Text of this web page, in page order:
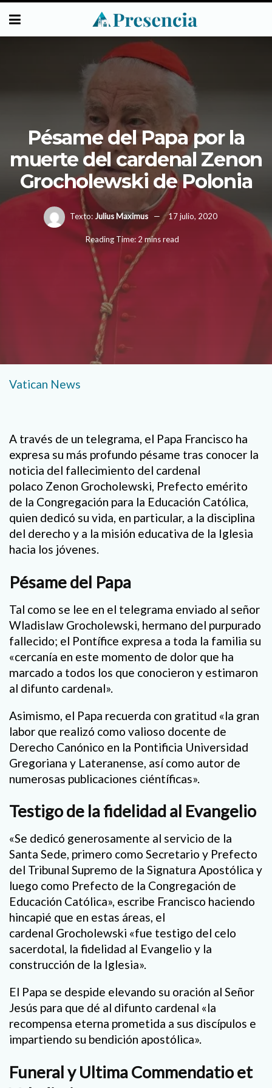
Pésame del Papa por la
muerte del cardenal Zenon
Grocholewski de Polonia
Texto: Julius Maximus 17 julio, 2020
Reading Time: 2 mins read
Vatican News
A través de un telegrama, el Papa Francisco ha
expresa su más profundo pésame tras conocer la
noticia del fallecimiento del cardenal
polaco Zenon Grocholewski, Prefecto emérito
de la Congregación para la Educación Católica,
quien dedicó su vida, en particular, a la disciplina
del derecho y a la misión educativa de la Iglesia
hacia los jóvenes.
Pésame del Papa
Tal como se lee en el telegrama enviado al señor
Wladislaw Grocholewski, hermano del purpurado
fallecido; el Pontífice expresa a toda la familia su
«cercanía en este momento de dolor que ha
marcado a todos los que conocieron y estimaron
al difunto cardenal».
Asimismo, el Papa recuerda con gratitud «la gran
labor que realizó como valioso docente de
Derecho Canónico en la Pontificia Universidad
Gregoriana y Lateranense, así como autor de
numerosas publicaciones ciéntíficas».
Testigo de la fidelidad al Evangelio
«Se dedicó generosamente al servicio de la
Santa Sede, primero como Secretario y Prefecto
del Tribunal Supremo de la Signatura Apostólica y
luego como Prefecto de la Congregación de
Educación Católica», escribe Francisco haciendo
hincapié que en estas áreas, el
cardenal Grocholewski «fue testigo del celo
sacerdotal, la fidelidad al Evangelio y la
construcción de la Iglesia».
El Papa se despide elevando su oración al Señor
Jesús para que dé al difunto cardenal «la
recompensa eterna prometida a sus discípulos e
impartiendo su bendición apostólica».
Funeral y Ultima Commendatio et